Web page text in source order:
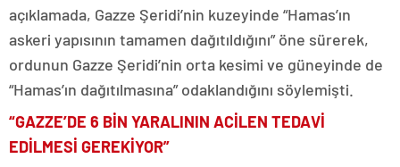
açıklamada, Gazze Şeridi’nin kuzeyinde “Hamas’ın
askeri yapısının tamamen dağıtıldığını” öne sürerek,
ordunun Gazze Şeridi’nin orta kesimi ve güneyinde de
“Hamas’ın dağıtılmasına” odaklandığını söylemişti.​​​​​​​
“GAZZE’DE 6 BİN YARALININ ACİLEN TEDAVİ
EDİLMESİ GEREKİYOR”